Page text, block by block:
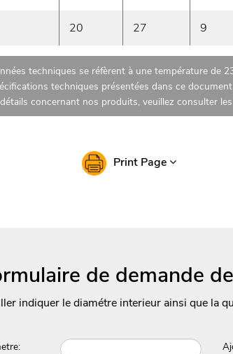
20 27 9
techniques se réfèrent à une température de
techniques présentées dans ce
concernant nos produits, veuillez consulter
Print Page
de demande
indiquer le diamétre interieur ainsi que la